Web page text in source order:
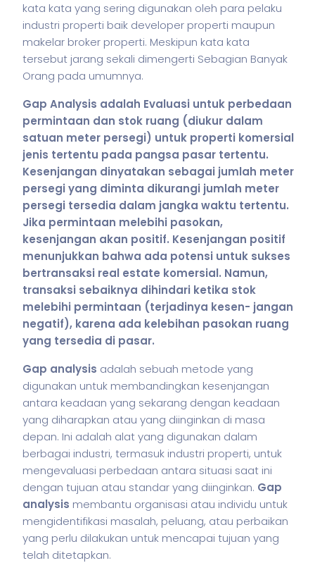
kata kata yang sering digunakan oleh para pelaku
industri properti baik developer properti maupun
makelar broker properti. Meskipun kata kata
tersebut jarang sekali dimengerti Sebagian Banyak
Orang pada umumnya.
Gap Analysis adalah Evaluasi untuk perbedaan
permintaan dan stok ruang (diukur dalam
satuan meter persegi) untuk properti komersial
jenis tertentu pada pangsa pasar tertentu.
Kesenjangan dinyatakan sebagai jumlah meter
persegi yang diminta dikurangi jumlah meter
persegi tersedia dalam jangka waktu tertentu.
Jika permintaan melebihi pasokan,
kesenjangan akan positif. Kesenjangan positif
menunjukkan bahwa ada potensi untuk sukses
bertransaksi real estate komersial. Namun,
transaksi sebaiknya dihindari ketika stok
melebihi permintaan (terjadinya kesen- jangan
negatif), karena ada kelebihan pasokan ruang
yang tersedia di pasar.
Gap analysis adalah sebuah metode yang
digunakan untuk membandingkan kesenjangan
antara keadaan yang sekarang dengan keadaan
yang diharapkan atau yang diinginkan di masa
depan. Ini adalah alat yang digunakan dalam
berbagai industri, termasuk industri properti, untuk
mengevaluasi perbedaan antara situasi saat ini
dengan tujuan atau standar yang diinginkan. Gap
analysis membantu organisasi atau individu untuk
mengidentifikasi masalah, peluang, atau perbaikan
yang perlu dilakukan untuk mencapai tujuan yang
telah ditetapkan.